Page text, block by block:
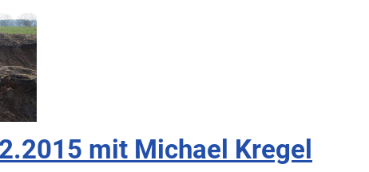
mit Michael Kregel